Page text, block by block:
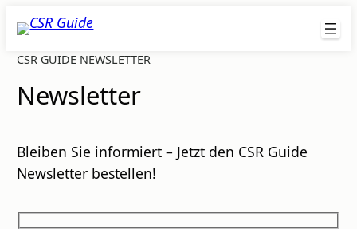
Zum
Inhalt
springen
CSR
GUIDE
CSR GUIDE NEWSLETTER
Newsletter
Bleiben Sie informiert – Jetzt den CSR Guide
Newsletter bestellen!